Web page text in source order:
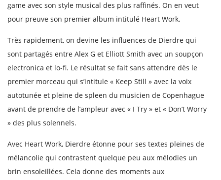
game avec son style musical des plus raffinés. On en veut
pour preuve son premier album intitulé Heart Work.
Très rapidement, on devine les influences de Dierdre qui
sont partagés entre Alex G et Elliott Smith avec un soupçon
electronica et lo-fi. Le résultat se fait sans attendre dès le
premier morceau qui s’intitule « Keep Still » avec la voix
autotunée et pleine de spleen du musicien de Copenhague
avant de prendre de l’ampleur avec « I Try » et « Don’t Worry
» des plus solennels.
Avec Heart Work, Dierdre étonne pour ses textes pleines de
mélancolie qui contrastent quelque peu aux mélodies un
brin ensoleillées. Cela donne des moments aux